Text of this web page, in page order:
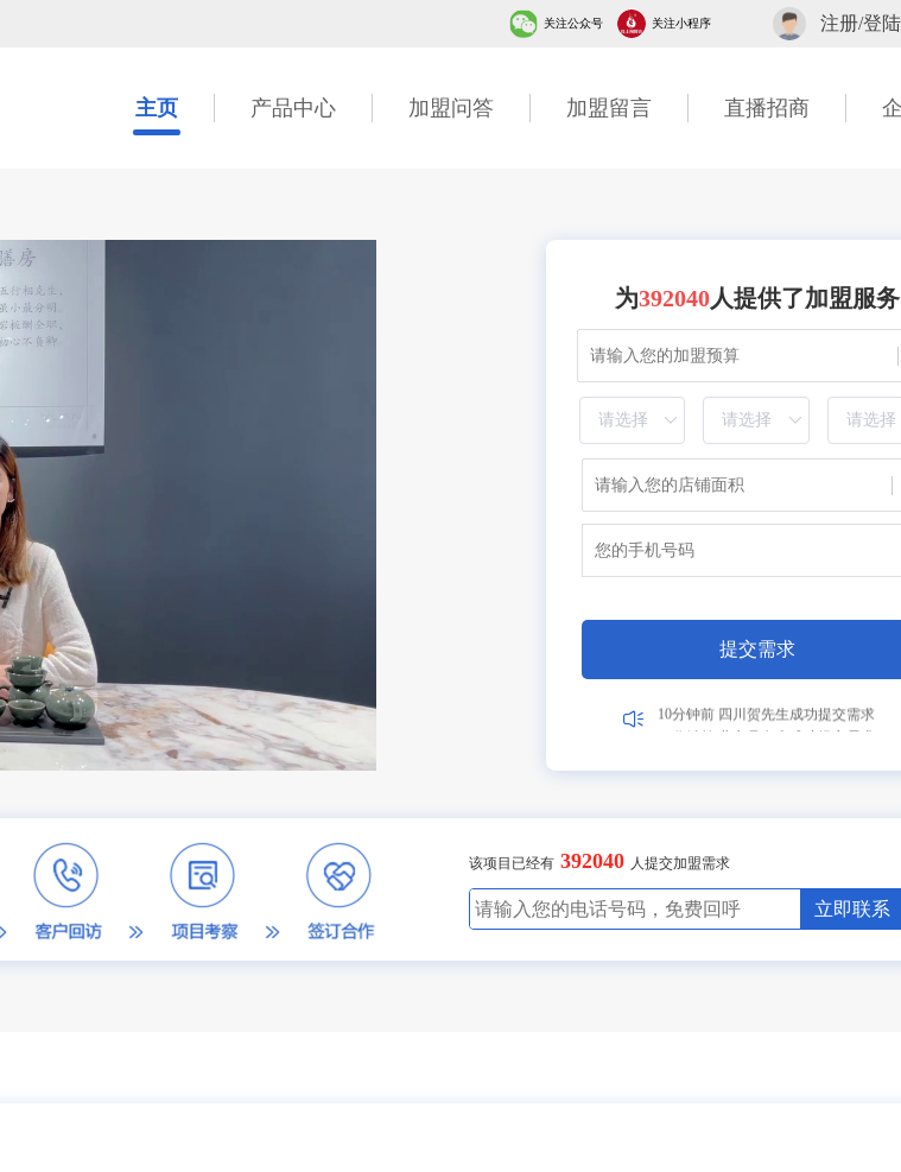
关注公众号 关注小程序 注册/登陆
主页 产品中心 加盟问答 加盟留言 直播招商
为392040人提供了加盟服务
提交需求
6分钟前 广东李女士成功提交需求
1分钟前 湖北张先生成功提交需求
10分钟前 广东陈先生成功提交需求
2分钟前 山东高先生成功提交需求
3分钟前 广东古先生成功提交需求
17分钟前 北京吴女士成功提交需求
2分钟前 山东甘先生成功提交需求
11分钟前 湖北胡先生成功提交需求
10分钟前 四川贺先生成功提交需求
1分钟前 湖北胡先生成功提交需求
10分钟前 四川贺先生成功提交需求
7分钟前 北京吴女士成功提交需求
2分钟前 山东甘先生成功提交需求
3分钟前 广东古先生成功提交需求
1分钟前 湖北胡先生成功提交需求
40分钟前 四川贺先生成功提交需求
7分钟前 北京吴女士成功提交需求
2分钟前 山东甘先生成功提交需求
6分钟前 广东古先生成功提交需求
1分钟前 湖北胡先生成功提交需求
10分钟前 四川贺先生成功提交需求
7分钟前 北京吴女士成功提交需求
2分钟前 山东甘先生成功提交需求
3分钟前 广东古先生成功提交需求
1分钟前 湖北胡先生成功提交需求
20分钟前 四川贺先生成功提交需求
7分钟前 北京吴女士成功提交需求
2分钟前 山东甘先生成功提交需求
2分钟前 广东古先生成功提交需求
1分钟前 湖北胡先生成功提交需求
13分钟前 四川贺先生成功提交需求
27分钟前 北京吴女士成功提交需求
2分钟前 山东甘先生成功提交需求
3分钟前 广东古先生成功提交需求
1分钟前 湖北胡先生成功提交需求
10分钟前 四川贺先生成功提交需求
47分钟前 北京吴女士成功提交需求
2分钟前 山东甘先生成功提交需求
3分钟前 广东古先生成功提交需求
11分钟前 湖北胡先生成功提交需求
10分钟前 四川贺先生成功提交需求
27分钟前 北京吴女士成功提交需求
2分钟前 山东甘先生成功提交需求
13分钟前 广东古先生成功提交需求
13分钟前 湖北胡先生成功提交需求
30分钟前 四川贺先生成功提交需求
17分钟前 北京吴女士成功提交需求
2分钟前 山东甘先生成功提交需求
3分钟前 广东古先生成功提交需求
16分钟前 湖北胡先生成功提交需求
10分钟前 四川贺先生成功提交需求
7分钟前 北京吴女士成功提交需求
2分钟前 山东甘先生成功提交需求
该项目已经有 392040 人提交加盟需求
立即联系